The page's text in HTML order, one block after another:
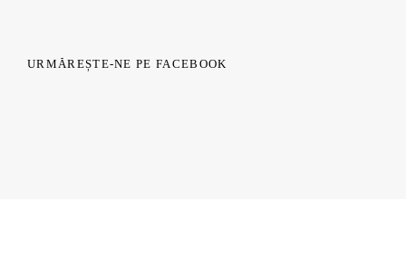
URMĂREȘTE-NE PE FACEBOOK